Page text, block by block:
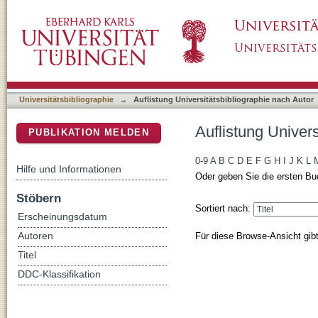
Universitätsbibliographie → Auflistung Universitätsbibliographie nach Autor
Auflistung
0-9 A B C D E F G H J K L
Oder geben Sie die ersten
Sortiert nach:
Für diese Browse-Ansicht
PUBLIKATION MELDEN
Hilfe und Informationen
Stöbern
Erscheinungsdatum
Autoren
Titel
DDC-Klassifikation